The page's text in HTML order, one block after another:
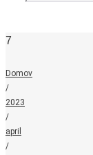
7
Domov
/
2023
/
april
/